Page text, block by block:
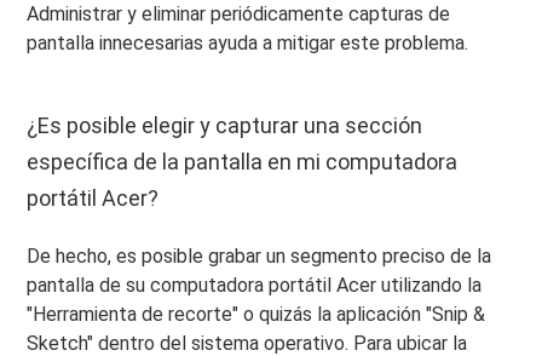
Administrar y eliminar periódicamente capturas de
pantalla innecesarias ayuda a mitigar este problema.
¿Es posible elegir y capturar una sección
específica de la pantalla en mi computadora
portátil Acer?
De hecho, es posible grabar un segmento preciso de la
pantalla de su computadora portátil Acer utilizando la
"Herramienta de recorte" o quizás la aplicación "Snip &
Sketch" dentro del sistema operativo. Para ubicar la